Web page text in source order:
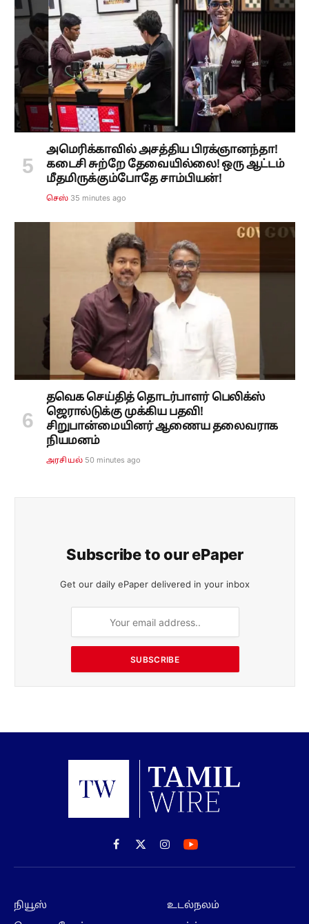
அமெரிக்காவில் அசத்திய பிரக்ஞானந்தா!
கடைசி சுற்றே தேவையில்லை! ஒரு ஆட்டம்
மீதமிருக்கும்போதே சாம்பியன்!
செஸ் 36 minutes ago
தவெக செய்தித் தொடர்பாளர் பெலிக்ஸ்
ஜெரால்டுக்கு முக்கிய பதவி!
சிறுபான்மையினர் ஆணைய தலைவராக
நியமனம்
அரசியல் 50 minutes ago
Subscribe to our ePaper
Get our daily ePaper delivered in your inbox
SUBSCRIBE
Facebook
X
(Twitter)
Instagram
நியூஸ்
உடல்நலம்